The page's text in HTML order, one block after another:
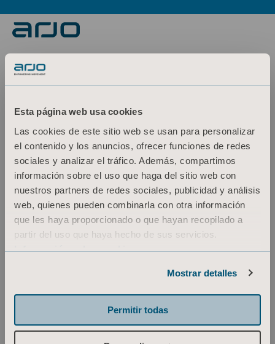
Esta página web usa cookies
Las cookies de este sitio web se usan para personalizar
el contenido y los anuncios, ofrecer funciones de redes
sociales y analizar el tráfico. Además, compartimos
información sobre el uso que haga del sitio web con
nuestros partners de redes sociales, publicidad y análisis
web, quienes pueden combinarla con otra información
que les haya proporcionado o que hayan recopilado a
partir del uso que haya hecho de sus servicios.
Información sobre cookies
Mostrar detalles
Permitir todas
About us
Productos
Servicios y soluciones
Conocimientos
Quiénes somos
Contacto
Inversores
Prensa